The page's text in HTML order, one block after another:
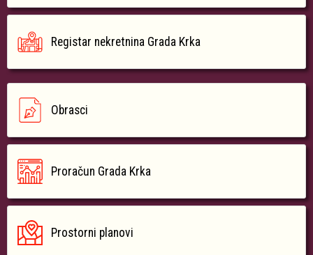
Registar nekretnina Grada Krka
Obrasci
Proračun Grada Krka
Prostorni planovi